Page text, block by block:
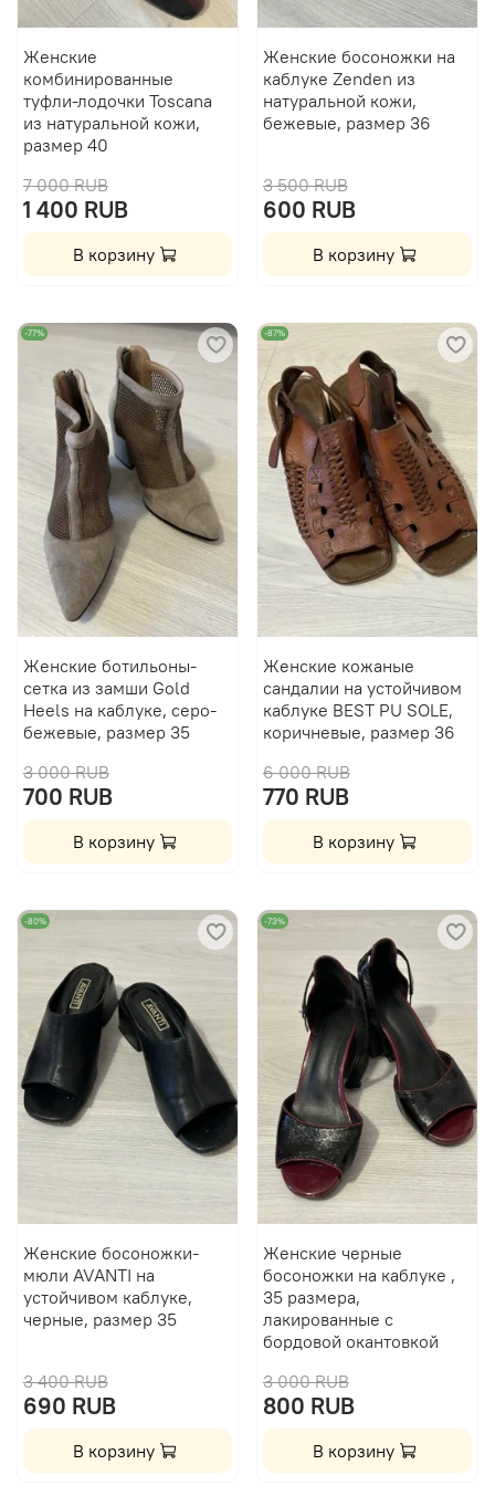
Женские
комбинированные
туфли-лодочки Toscana
из натуральной кожи,
размер 40
7 000 RUB
1 400 RUB
В корзину
Женские босоножки на
каблуке Zenden из
натуральной кожи,
бежевые, размер 36
3 500 RUB
600 RUB
В корзину
-77%
Женские ботильоны-
сетка из замши Gold
Heels на каблуке, серо-
бежевые, размер 35
3 000 RUB
700 RUB
В корзину
-87%
Женские кожаные
сандалии на устойчивом
каблуке BEST PU SOLE,
коричневые, размер 36
6 000 RUB
770 RUB
В корзину
-80%
Женские босоножки-
мюли AVANTI на
устойчивом каблуке,
черные, размер 35
3 400 RUB
690 RUB
В корзину
-73%
Женские черные
босоножки на каблуке ,
35 размера,
лакированные с
бордовой окантовкой
3 000 RUB
800 RUB
В корзину